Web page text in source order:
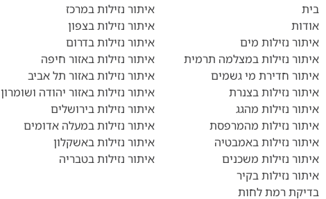
בית
אודות
איתור נזילות מים
איתור נזילות במצלמה תרמית
איתור חדירת מי גשמים
איתור נזילות בצנרת
איתור נזילות מהגג
איתור נזילות מהמרפסת
איתור נזילות באמבטיה
איתור נזילות משכנים
איתור נזילות בקיר
בדיקת רמת לחות
איתור נזילות במרכז
איתור נזילות בצפון
איתור נזילות בדרום
איתור נזילות באזור חיפה
איתור נזילות באזור תל אביב
איתור נזילות באזור יהודה ושומרון
איתור נזילות בירושלים
איתור נזילות במעלה אדומים
איתור נזילות באשקלון
איתור נזילות בטבריה